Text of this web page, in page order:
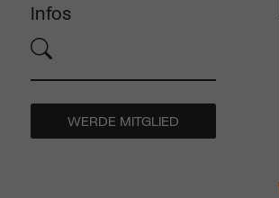
Infos
WERDE MITGLIED